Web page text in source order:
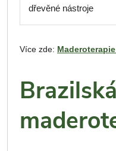
dřevěné nástroje
Více zde:
Brazilská